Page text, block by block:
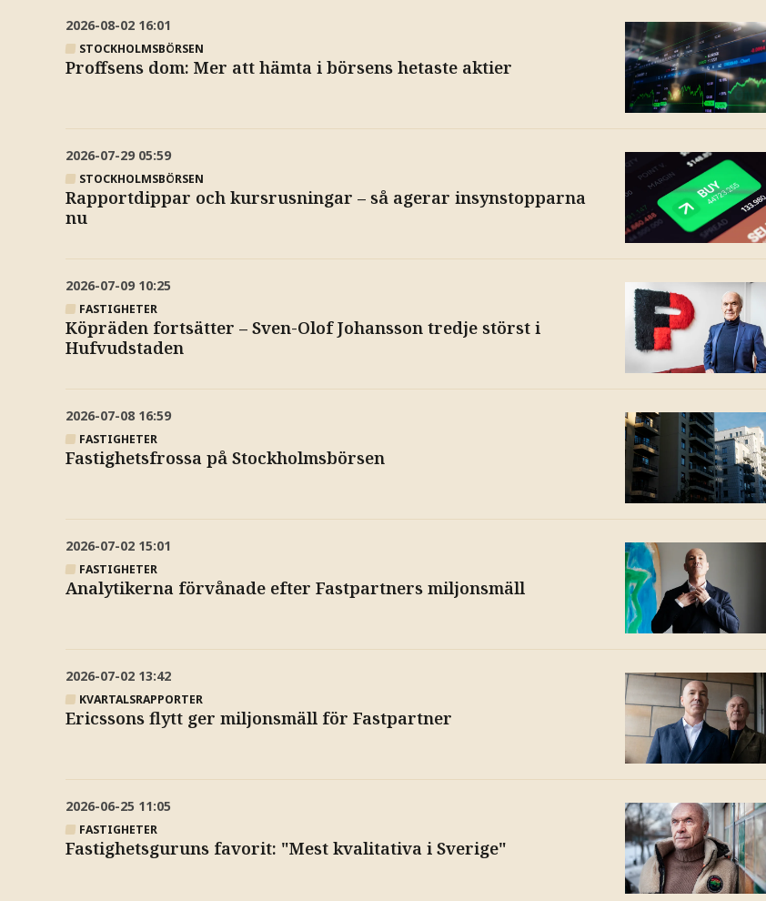
2026-08-02 16:01
STOCKHOLMSBÖRSEN
Proffsens dom: Mer att hämta i börsens hetaste aktier
2026-07-29 05:59
STOCKHOLMSBÖRSEN
Rapportdippar och kursrusningar – så agerar insynstopparna
nu
2026-07-09 10:25
FASTIGHETER
Köpräden fortsätter – Sven-Olof Johansson tredje störst i
Hufvudstaden
2026-07-08 16:59
FASTIGHETER
Fastighetsfrossa på Stockholmsbörsen
2026-07-02 15:01
FASTIGHETER
Analytikerna förvånade efter Fastpartners miljonsmäll
2026-07-02 13:42
KVARTALSRAPPORTER
Ericssons flytt ger miljonsmäll för Fastpartner
2026-06-25 11:05
FASTIGHETER
Fastighetsguruns favorit: "Mest kvalitativa i Sverige"